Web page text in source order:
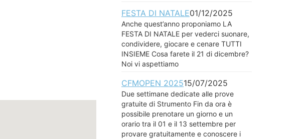
FESTA DI NATALE01/12/2025
Anche quest’anno proponiamo LA
FESTA DI NATALE per vederci suonare,
condividere, giocare e cenare TUTTI
INSIEME Cosa farete il 21 di dicembre?
Noi vi aspettiamo
CFMOPEN 202515/07/2025
Due settimane dedicate alle prove
gratuite di Strumento Fin da ora è
possibile prenotare un giorno e un
orario tra il 01 e il 13 settembre per
provare gratuitamente e conoscere i